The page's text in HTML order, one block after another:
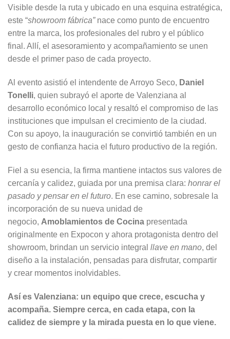
Visible desde la ruta y ubicado en una esquina estratégica,
este “showroom fábrica”nace como punto de encuentro
entre la marca, los profesionales del rubro y el público
final. Allí, el asesoramiento y acompañamiento se unen
desde el primer paso de cada proyecto.
Al evento asistió el intendente de Arroyo Seco, Daniel
Tonelli, quien subrayó el aporte de Valenziana al
desarrollo económico local y resaltó el compromiso de las
instituciones que impulsan el crecimiento de la ciudad.
Con su apoyo, la inauguración se convirtió también en un
gesto de confianza hacia el futuro productivo de la región.
Fiel a su esencia, la firma mantiene intactos sus valores de
cercanía y calidez, guiada por una premisa clara: honrar el
pasado y pensar en el futuro. En ese camino, sobresale la
incorporación de su nueva unidad de
negocio, Amoblamientos de Cocina presentada
originalmente en Expocon y ahora protagonista dentro del
showroom, brindan un servicio integral llave en mano, del
diseño a la instalación, pensadas para disfrutar, compartir
y crear momentos inolvidables.
Así es Valenziana: un equipo que crece, escucha y
acompaña. Siempre cerca, en cada etapa, con la
calidez de siempre y la mirada puesta en lo que viene.